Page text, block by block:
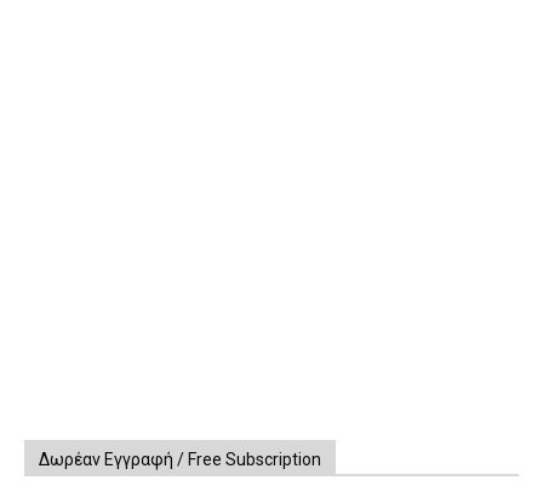
Δωρέαν Εγγραφή / Free Subscription